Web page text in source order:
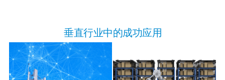
垂直行业中的成功应用